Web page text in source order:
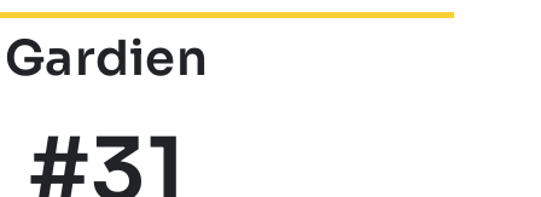
Gardien
#31